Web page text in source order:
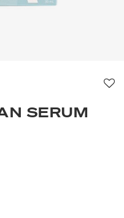
SERUM